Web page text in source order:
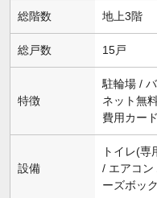
総階数 地上3階
総戸数 15戸
特徴
駐輪場 /
ネット無
費用カー
設備
トイレ(
/ エアコン
ーズボッ